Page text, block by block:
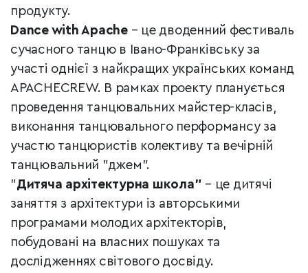
продукту.
Dance with Apache – це дводенний фестиваль
сучасного танцю в Івано-Франківську за
участі однієї з найкращих українських команд
APACHECREW. В рамках проекту планується
проведення танцювальних майстер-класів,
виконання танцювального перформансу за
участю танцюристів колективу та вечірній
танцювальний "джем".
"Дитяча архітектурна школа" – це дитячі
заняття з архітектури із авторськими
програмами молодих архітекторів,
побудовані на власних пошуках та
дослідженнях світового досвіду.